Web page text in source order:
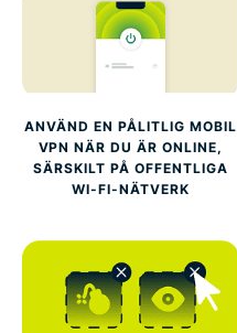
ANVÄND EN PÅLITLIG MOBIL
VPN NÄR DU ÄR ONLINE,
SÄRSKILT PÅ OFFENTLIGA
WI-FI-NÄTVERK